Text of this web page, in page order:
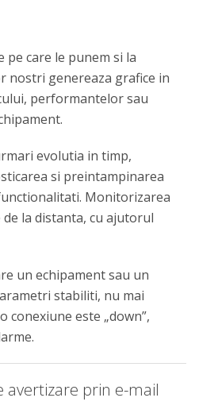
pe care le punem si la
nostri genereaza grafice in
performantelor sau
evolutia in timp,
si preintampinarea
Monitorizarea
la distanta, cu ajutorul
un echipament sau un
stabiliti, nu mai
conexiune este „down”,
avertizare prin e-mail